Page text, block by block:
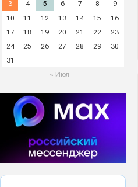
3
4 5 6 7 8
9
10
11 12 13 14 15
16
17
18 19 20 21 22
23
24
25 26 27 28 29
30
31
« Июл